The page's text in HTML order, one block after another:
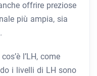
offrire preziose
più ampia, sia
l’LH, come
i livelli di LH sono